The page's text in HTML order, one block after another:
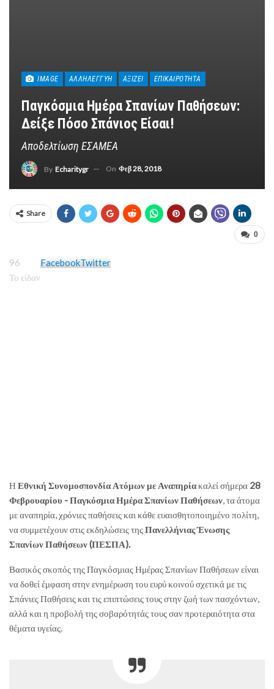
IMAGE ΑΛΛΗΛΕΓΓΎΗ ΑΞΊΖΕΙ ΕΠΙΚΑΙΡΌΤΗΤΑ
Παγκόσμια Ημέρα Σπανίων Παθήσεων:
Δείξε Πόσο Σπάνιος Είσαι!
Αποδελτίωση ΕΣΑΜΕΑ
By Echaritygr On Φεβ 28, 2018
Share
0
96
Το είδαν
FacebookTwitter
ΗΕθνική Συνομοσπονδία Ατόμων με Αναπηρίακαλεί σήμερα 28
Φεβρουαρίου - Παγκόσμια Ημέρα Σπανίων Παθήσεων, τα άτομα
με αναπηρία, χρόνιες παθήσεις και κάθε ευαισθητοποιημένο πολίτη,
να συμμετέχουν στις εκδηλώσεις τηςΠανελλήνιας Ένωσης
Σπανίων Παθήσεων (ΠΕΣΠΑ).
Βασικός σκοπός της Παγκόσμιας Ημέρας Σπανίων Παθήσεων είναι
να δοθεί έμφαση στην ενημέρωση του ευρύ κοινού σχετικά με τις
Σπάνιες Παθήσεις και τις επιπτώσεις τους στην ζωή των πασχόντων,
αλλά και η προβολή της σοβαρότητάς τους σαν προτεραιότητα στα
θέματα υγείας.